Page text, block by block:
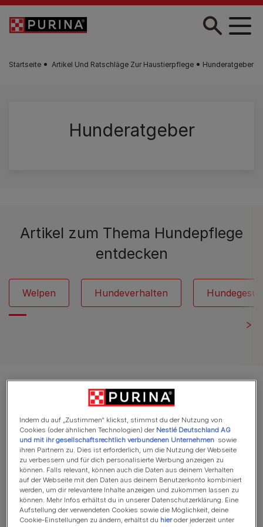
Zum Hauptinhalt springen
Startseite Artikel Und Ratschläge Zur Haustierpflege Hunderatgeber
Hunderatgeber
Artikel zum Thema Hundepflege
entdecken
Welpen Hundeverhalten
Es werden 12 von 177 Artikeln angezeigt
Meistgelesene Artikel
Hunde erziehen
Wie man einem Hund in 11 leichten
Schritten beibringt, sich tot zu
stellen
Indem du auf „Zustimmen“ klickst, stimmst du der Nutzung von
Cookies (oder ähnlichen Technologien) der Nestlé Deutschland AG
und mit ihr gesellschaftsrechtlich verbundenen Unternehmen sowie
ihren Partnern zu. Dies ist erforderlich, um die Nutzung der Webseite
zu verbessern und für dich personalisierte Werbung anzeigen zu
können. Falls relevant, können auch die Daten aus deinem Verhalten
auf der Webseite mit den Daten aus deinem Benutzerkonto kombiniert
werden, um dir relevantere Inhalte anzeigen und zukommen lassen zu
können. Mehr Infos erhältst du in unserer Datenschutzerklärung. Eine
Aufstellung der verwendeten Cookies sowie die Möglichkeit, deine
Cookie-Einstellungen zu ändern, erhältst du hieroder jederzeit unter